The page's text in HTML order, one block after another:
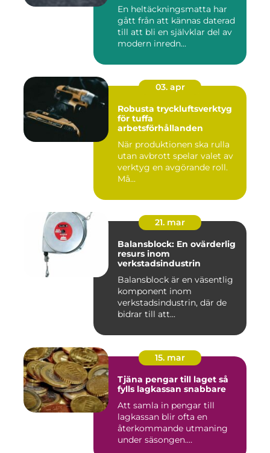
En heltäckningsmatta har
gått från att kännas daterad
till att bli en självklar del av
modern inredn...
03. apr
Robusta tryckluftsverktyg
för tuffa
arbetsförhållanden
När produktionen ska rulla
utan avbrott spelar valet av
verktyg en avgörande roll.
Må...
21. mar
Balansblock: En ovärderlig
resurs inom
verkstadsindustrin
Balansblock är en väsentlig
komponent inom
verkstadsindustrin, där de
bidrar till att...
15. mar
Tjäna pengar till laget så
fylls lagkassan snabbare
Att samla in pengar till
lagkassan blir ofta en
återkommande utmaning
under säsongen.